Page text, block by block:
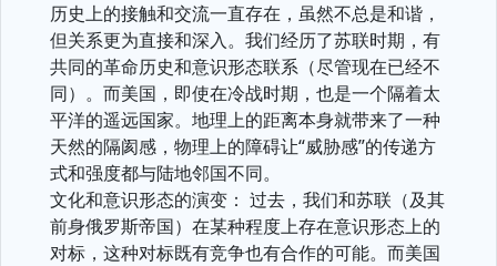
历史上的接触和交流一直存在，虽然不总是和谐，
但关系更为直接和深入。我们经历了苏联时期，有
共同的革命历史和意识形态联系（尽管现在已经不
同）。而美国，即使在冷战时期，也是一个隔着太
平洋的遥远国家。地理上的距离本身就带来了一种
天然的隔阂感，物理上的障碍让“威胁感”的传递方
式和强度都与陆地邻国不同。
文化和意识形态的演变： 过去，我们和苏联（及其
前身俄罗斯帝国）在某种程度上存在意识形态上的
对标，这种对标既有竞争也有合作的可能。而美国